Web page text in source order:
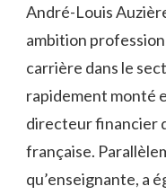
André-Louis
ambition
carrière dans le
rapidement monté
directeur financier
française.
qu’enseignante, a